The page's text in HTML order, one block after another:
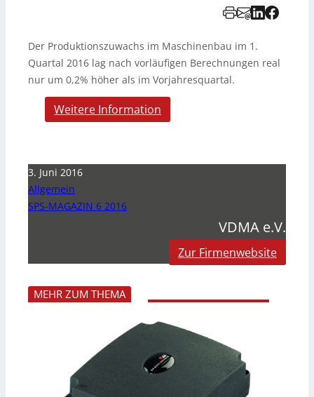
Der Produktionszuwachs im Maschinenbau im 1.
Quartal 2016 lag nach vorläufigen Berechnungen real
nur um 0,2% höher als im Vorjahresquartal.
Weitere Information
3. Juni 2016
Allgemein
SPS-MAGAZIN 6 2016
VDMA e.V.
Zur Firmenwebsite
MEHR ZUM THEMA